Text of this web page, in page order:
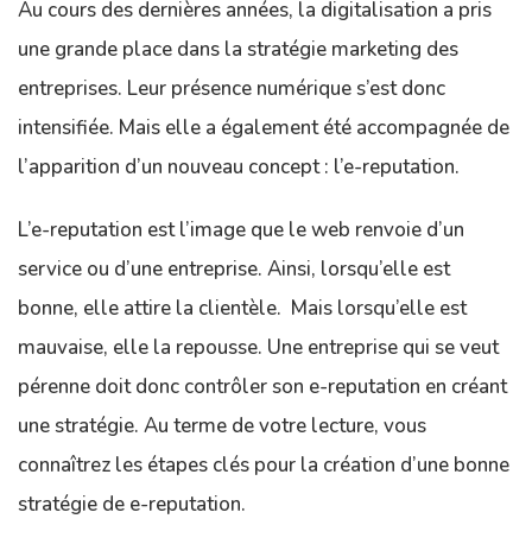
Au cours des dernières années, la digitalisation a pris
une grande place dans la stratégie marketing des
entreprises. Leur présence numérique s’est donc
intensifiée. Mais elle a également été accompagnée de
l’apparition d’un nouveau concept : l’e-reputation.
L’e-reputation est l’image que le web renvoie d’un
service ou d’une entreprise. Ainsi, lorsqu’elle est
bonne, elle attire la clientèle. Mais lorsqu’elle est
mauvaise, elle la repousse. Une entreprise qui se veut
pérenne doit donc contrôler son e-reputation en créant
une stratégie. Au terme de votre lecture, vous
connaîtrez les étapes clés pour la création d’une bonne
stratégie de e-reputation.